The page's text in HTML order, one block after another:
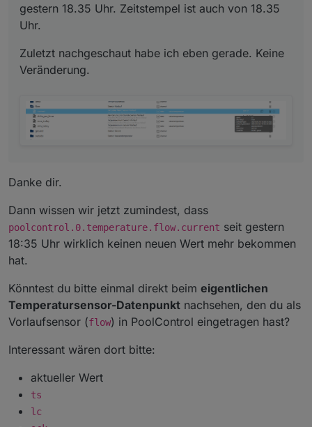
gestern 18.35 Uhr. Zeitstempel ist auch von 18.35
Uhr.
Zuletzt nachgeschaut habe ich eben gerade. Keine
Veränderung.
Danke dir.
Dann wissen wir jetzt zumindest, dass
poolcontrol.0.temperature.flow.current seit gestern
18:35 Uhr wirklich keinen neuen Wert mehr bekommen
hat.
Könntest du bitte einmal direkt beim eigentlichen
Temperatursensor-Datenpunkt nachsehen, den du als
Vorlaufsensor (flow) in PoolControl eingetragen hast?
Interessant wären dort bitte:
aktueller Wert
ts
lc